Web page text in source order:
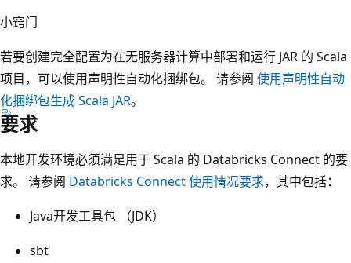
小窍门
若要创建完全配置为在无服务器计算中部署和运行 JAR 的 Scala
项目，可以使用声明性自动化捆绑包。 请参阅 使用声明性自动
化捆绑包生成 Scala JAR。
要求
本地开发环境必须满足用于 Scala 的 Databricks Connect 的要
求。 请参阅 Databricks Connect 使用情况要求，其中包括：
Java开发工具包 （JDK）
sbt